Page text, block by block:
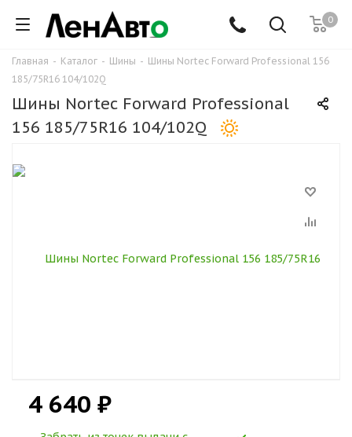
0
Главная - Каталог - Шины - Шины Nortec Forward Professional 156
185/75R16 104/102Q
Шины Nortec Forward Professional
156 185/75R16 104/102Q
4 640 ₽